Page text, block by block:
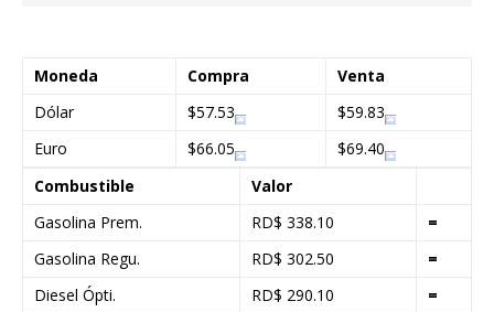
Moneda Compra
Venta
Dólar
$57.53
$59.83
Euro
$66.05
$69.40
Combustible
Valor
Gasolina Prem.
RD$ 338.10
=
Gasolina Regu.
RD$ 302.50
=
Diesel Ópti.
RD$ 290.10
=